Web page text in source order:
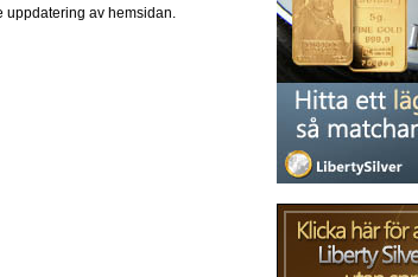
uppdatering av hemsidan.